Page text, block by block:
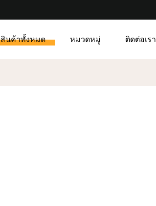
สินค้าทั้งหมด หมวดหมู่ ติดต่อเรา